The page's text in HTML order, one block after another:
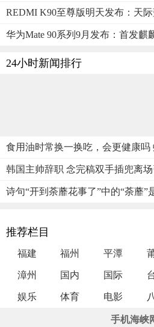
REDMI K90至尊版明天发布：天
华为Mate 90系列9月发布：首发麒
24小时新闻排行
食用油时常换一换吃，会更健康吗
韩国主帅辞职 念完稿双手插兜离
诗句“开到荼蘼花事了”中的“荼蘼”
推荐栏目
福建 福州 平潭
漳州 国内 国际
娱乐 体育 电影
手机海峡